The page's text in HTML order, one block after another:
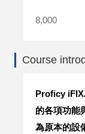
8,000
Course
Proficy iFIX
的各項功能
為原本的設